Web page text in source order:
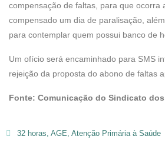
compensação de faltas, para que ocorra
compensado um dia de paralisação,
para contemplar quem possui banco de
Um ofício será encaminhado para SMS
rejeição da proposta do abono de faltas
Fonte: Comunicação do Sindicato
32 horas, AGE, Atenção Primária à Saúde